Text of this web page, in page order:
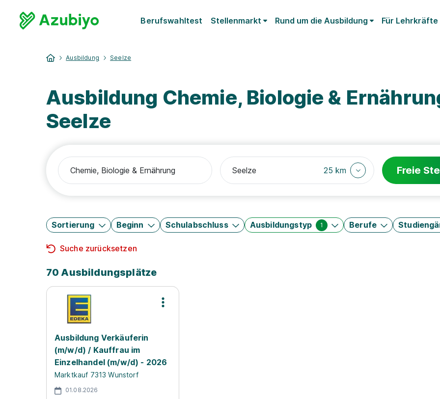
Berufswahltest Stellenmarkt Rund um die Ausbildung Für Lehrkräfte
Ausbildung Seelze
Ausbildung Chemie, Biologie &
Seelze
25 km Freie
Sortierung Beginn Schulabschluss Ausbildungstyp 1 Berufe
Suche zurücksetzen
70 Ausbildungsplätze
Ausbildung Verkäuferin
(m/w/d) / Kauffrau im
Einzelhandel (m/w/d) - 2026
Marktkauf 7313 Wunstorf
01.08.2026